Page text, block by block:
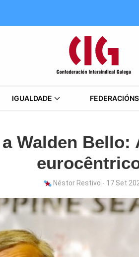
IGUALDADE FEDERACIÓNS
Walden Bello:
Néstor Restivo - 17 Set